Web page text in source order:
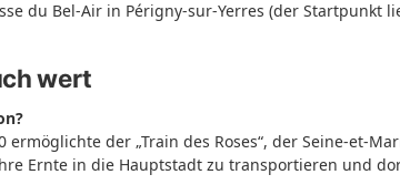
du Bel-Air in Périgny-sur-Yerres (der Startpunkt
wert
ermöglichte der „Train des Roses“, der Seine-et-
Ernte in die Hauptstadt zu transportieren und